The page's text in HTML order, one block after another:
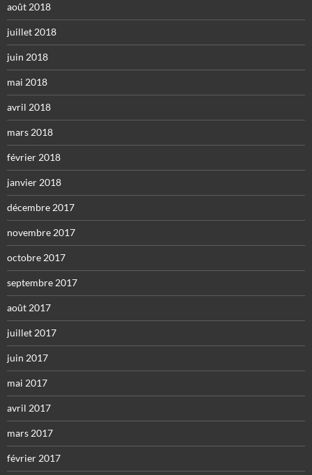
août 2018
juillet 2018
juin 2018
mai 2018
avril 2018
mars 2018
février 2018
janvier 2018
décembre 2017
novembre 2017
octobre 2017
septembre 2017
août 2017
juillet 2017
juin 2017
mai 2017
avril 2017
mars 2017
février 2017